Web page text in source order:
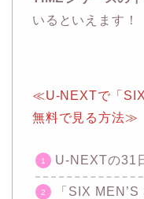
いるといえます！
≪U-NEXTで「
無料で見る方法≫
U-NEXTの31
「SIX